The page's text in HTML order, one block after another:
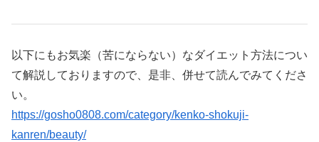
以下にもお気楽（苦にならない）なダイエット方法につい
て解説しておりますので、是非、併せて読んでみてくださ
い。
https://gosho0808.com/category/kenko-shokuji-
kanren/beauty/